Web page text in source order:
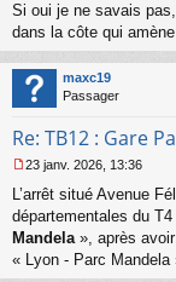
g
n
o
l
u
Si oui je ne savais
dans la côte qui
maxc19
Passager
Re: TB12 : Gare
e
s
s
a
g
23 janv. 2026, 13:36
L’arrêt situé Avenue
départementales du
Mandela», après avoir
« Lyon - Parc Mandela